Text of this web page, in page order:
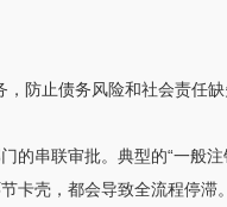
防止债务风险和社会责任
的串联审批。典型的“一般
壳，都会导致全流程停滞。